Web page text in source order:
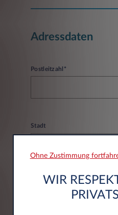
Adressdaten
Postleitzahl*
Stadt
Ohne Zustimmung
WIR